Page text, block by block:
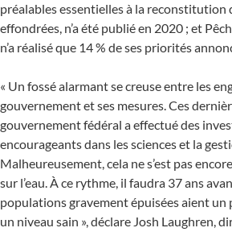
préalables essentielles à la reconstitution
effondrées, n’a été publié en 2020 ; et
n’a réalisé que 14 % de ses priorités
« Un fossé alarmant se creuse entre les
gouvernement et ses mesures. Ces
gouvernement fédéral a effectué des
encourageants dans les sciences et la
Malheureusement, cela ne s’est pas
sur l’eau. À ce rythme, il faudra 37 ans
populations gravement épuisées aient un
un niveau sain », déclare Josh Laughren,